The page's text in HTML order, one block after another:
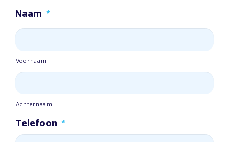
Naam *
Voornaam
Achternaam
Telefoon *